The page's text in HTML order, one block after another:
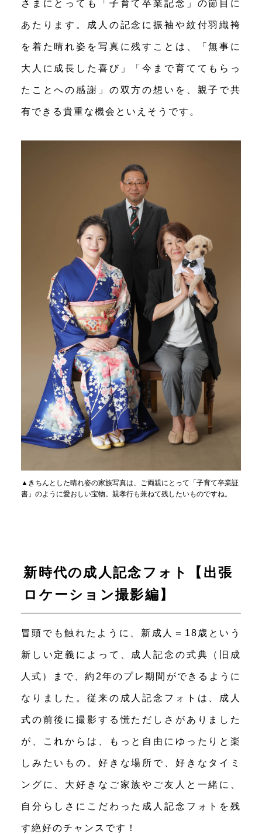
さまにとっても「子育て卒業記念」の節目に
あたります。成人の記念に振袖や紋付羽織袴
を着た晴れ姿を写真に残すことは、「無事に
大人に成長した喜び」「今まで育ててもらっ
たことへの感謝」の双方の想いを、親子で共
有できる貴重な機会といえそうです。
▲きちんとした晴れ姿の家族写真は、ご両親にとって「子育て卒業証
書」のように愛おしい宝物。親孝行も兼ねて残したいものですね。
新時代の成人記念フォト【出張
ロケーション撮影編】
冒頭でも触れたように、新成人＝18歳という
新しい定義によって、成人記念の式典（旧成
人式）まで、約2年のプレ期間ができるように
なりました。従来の成人記念フォトは、成人
式の前後に撮影する慌ただしさがありました
が、これからは、もっと自由にゆったりと楽
しみたいもの。好きな場所で、好きなタイミ
ングに、大好きなご家族やご友人と一緒に、
自分らしさにこだわった成人記念フォトを残
す絶好のチャンスです！